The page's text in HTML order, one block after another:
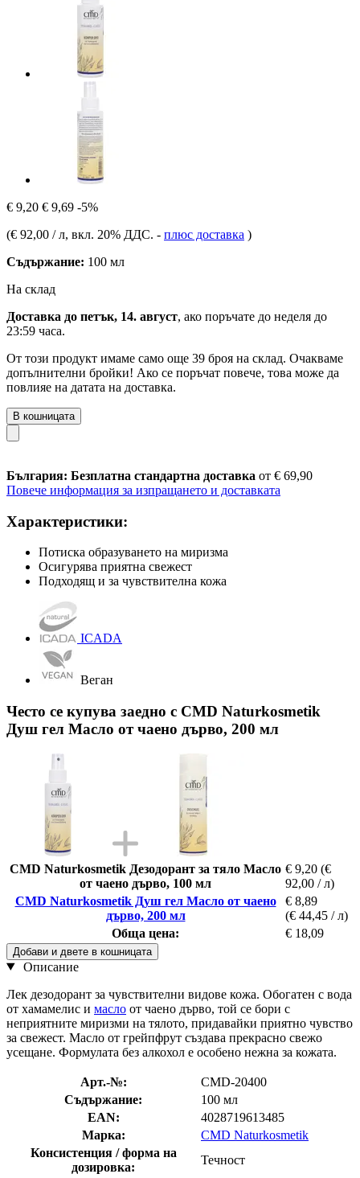
€ 9,20 € 9,69 -5%
(€ 92,00 / л, вкл. 20% ДДС. - плюс доставка )
Съдържание: 100 мл
На склад
Доставка до петък, 14. август, ако поръчате до неделя до
23:59 часа.
От този продукт имаме само още 39 броя на склад. Очакваме
допълнителни бройки! Ако се поръчат повече, това може да
повлияе на датата на доставка.
В кошницата
България: Безплатна стандартна доставка от € 69,90
Повече информация за изпращането и доставката
Характеристики:
Потиска образуването на миризма
Осигурява приятна свежест
Подходящ и за чувствителна кожа
ICADA
Веган
Често се купува заедно с CMD Naturkosmetik
Душ гел Масло от чаено дърво, 200 мл
CMD Naturkosmetik Дезодорант за тяло Масло
от чаено дърво, 100 мл
€ 9,20 (€
92,00 / л)
CMD Naturkosmetik Душ гел Масло от чаено
дърво, 200 мл
€ 8,89
(€ 44,45 / л)
Обща цена:
€ 18,09
Добави и двете в кошницата
Описание
Лек дезодорант за чувствителни видове кожа. Обогатен с вода
от хамамелис и масло от чаено дърво, той се бори с
неприятните миризми на тялото, придавайки приятно чувство
за свежест. Масло от грейпфрут създава прекрасно свежо
усещане. Формулата без алкохол е особено нежна за кожата.
Арт.-№:
CMD-20400
Съдържание:
100 мл
EAN:
4028719613485
Марка:
CMD Naturkosmetik
Консистенция / форма на
дозировка:
Течност